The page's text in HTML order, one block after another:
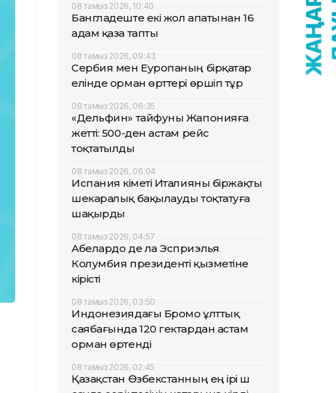
08 тамыз 2026, 10:40
Бангладеште екі жол апатынан 16
адам қаза тапты
08 тамыз 2026, 09:43
Сербия мен Еуропаның бірқатар
елінде орман өрттері өршіп тұр
08 тамыз 2026, 06:35
«Дельфин» тайфуны Жапонияға
жетті: 500-ден астам рейс
тоқтатылды
08 тамыз 2026, 06:04
Испания үкіметі Италияны біржақты
шекаралық бақылауды тоқтатуға
шақырды
08 тамыз 2026, 04:57
Абелардо де ла Эсприэлья
Колумбия президенті қызметіне
кірісті
08 тамыз 2026, 03:50
Индонезиядағы Бромо ұлттық
саябағында 120 гектардан астам
орман өртенді
08 тамыз 2026, 02:45
Қазақстан Өзбекстанның ең ірі үш